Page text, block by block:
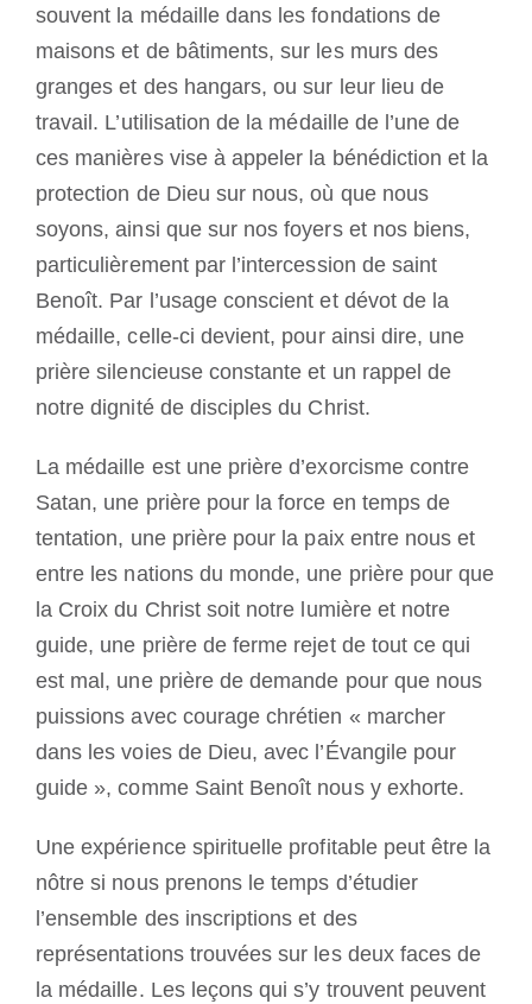
souvent la médaille dans les fondations de
maisons et de bâtiments, sur les murs des
granges et des hangars, ou sur leur lieu de
travail. L’utilisation de la médaille de l’une de
ces manières vise à appeler la bénédiction et la
protection de Dieu sur nous, où que nous
soyons, ainsi que sur nos foyers et nos biens,
particulièrement par l’intercession de saint
Benoît. Par l’usage conscient et dévot de la
médaille, celle-ci devient, pour ainsi dire, une
prière silencieuse constante et un rappel de
notre dignité de disciples du Christ.
La médaille est une prière d’exorcisme contre
Satan, une prière pour la force en temps de
tentation, une prière pour la paix entre nous et
entre les nations du monde, une prière pour que
la Croix du Christ soit notre lumière et notre
guide, une prière de ferme rejet de tout ce qui
est mal, une prière de demande pour que nous
puissions avec courage chrétien « marcher
dans les voies de Dieu, avec l’Évangile pour
guide », comme Saint Benoît nous y exhorte.
Une expérience spirituelle profitable peut être la
nôtre si nous prenons le temps d’étudier
l’ensemble des inscriptions et des
représentations trouvées sur les deux faces de
la médaille. Les leçons qui s’y trouvent peuvent